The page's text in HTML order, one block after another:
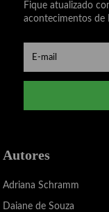
Fique atualizado
acontecimentos de
Autores
Adriana Schramm
Daiane de Souza